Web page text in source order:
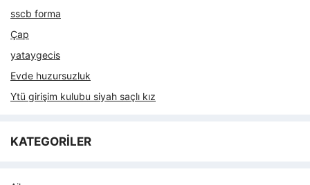
sscb forma
Çap
yataygecis
Evde huzursuzluk
Ytü girişim kulubu siyah saçlı kız
KATEGORİLER